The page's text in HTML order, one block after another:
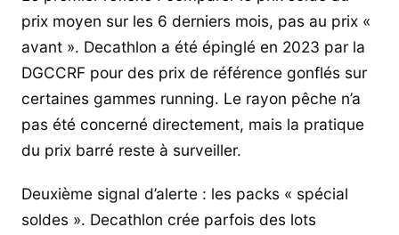
prix moyen sur les 6 derniers mois, pas au prix «
avant ». Decathlon a été épinglé en 2023 par la
DGCCRF pour des prix de référence gonflés sur
certaines gammes running. Le rayon pêche n’a
pas été concerné directement, mais la pratique
du prix barré reste à surveiller.
Deuxième signal d’alerte : les packs « spécial
soldes ». Decathlon crée parfois des lots